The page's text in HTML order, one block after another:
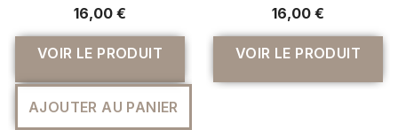
16,00 €
VOIR LE PRODUIT
AJOUTER AU PANIER
16,00 €
VOIR LE PRODUIT